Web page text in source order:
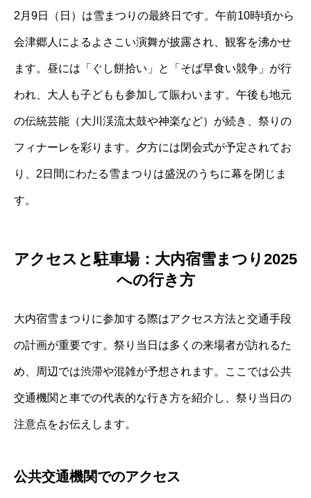
2月9日（日）は雪まつりの最終日です。午前10時頃から
会津郷人によるよさこい演舞が披露され、観客を沸かせ
ます。昼には「ぐし餅拾い」と「そば早食い競争」が行
われ、大人も子どもも参加して賑わいます。午後も地元
の伝統芸能（大川渓流太鼓や神楽など）が続き、祭りの
フィナーレを彩ります。夕方には閉会式が予定されてお
り、2日間にわたる雪まつりは盛況のうちに幕を閉じま
す。
アクセスと駐車場：大内宿雪まつり2025
への行き方
大内宿雪まつりに参加する際はアクセス方法と交通手段
の計画が重要です。祭り当日は多くの来場者が訪れるた
め、周辺では渋滞や混雑が予想されます。ここでは公共
交通機関と車での代表的な行き方を紹介し、祭り当日の
注意点をお伝えします。
公共交通機関でのアクセス